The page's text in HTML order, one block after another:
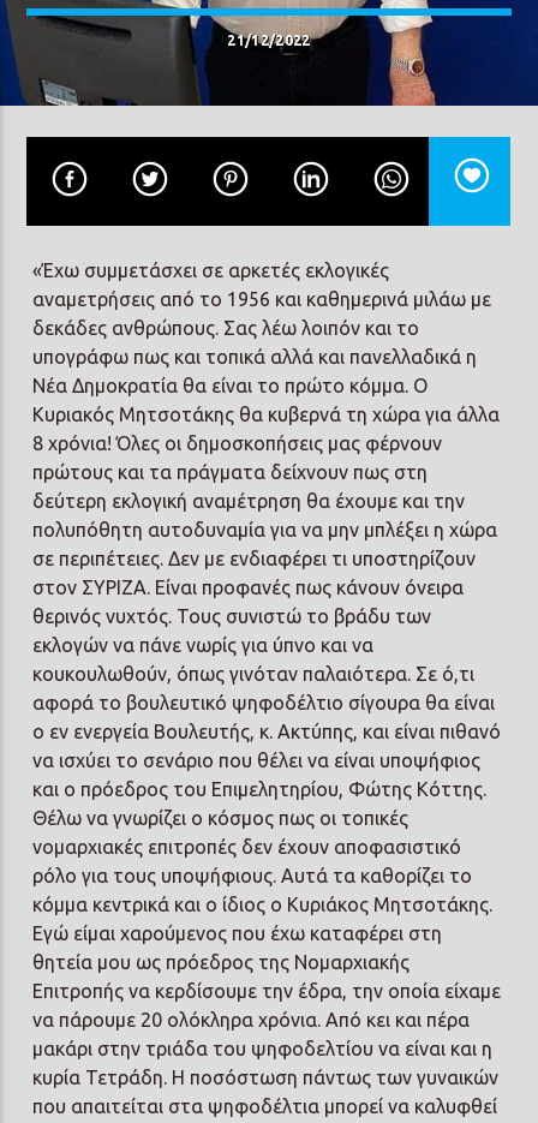
Prisma Radio 90,2
21/12/2022
«Έχω συμμετάσχει σε αρκετές εκλογικές
αναμετρήσεις από το 1956 και καθημερινά μιλάω με
δεκάδες ανθρώπους. Σας λέω λοιπόν και το
υπογράφω πως και τοπικά αλλά και πανελλαδικά η
Νέα Δημοκρατία θα είναι το πρώτο κόμμα. Ο
Κυριακός Μητσοτάκης θα κυβερνά τη χώρα για άλλα
8 χρόνια! Όλες οι δημοσκοπήσεις μας φέρνουν
πρώτους και τα πράγματα δείχνουν πως στη
δεύτερη εκλογική αναμέτρηση θα έχουμε και την
πολυπόθητη αυτοδυναμία για να μην μπλέξει η χώρα
σε περιπέτειες. Δεν με ενδιαφέρει τι υποστηρίζουν
στον ΣΥΡΙΖΑ. Είναι προφανές πως κάνουν όνειρα
θερινός νυχτός. Τους συνιστώ το βράδυ των
εκλογών να πάνε νωρίς για ύπνο και να
κουκουλωθούν, όπως γινόταν παλαιότερα. Σε ό,τι
αφορά το βουλευτικό ψηφοδέλτιο σίγουρα θα είναι
ο εν ενεργεία Βουλευτής, κ. Ακτύπης, και είναι πιθανό
να ισχύει το σενάριο που θέλει να είναι υποψήφιος
και ο πρόεδρος του Επιμελητηρίου, Φώτης Κόττης.
Θέλω να γνωρίζει ο κόσμος πως οι τοπικές
νομαρχιακές επιτροπές δεν έχουν αποφασιστικό
ρόλο για τους υποψήφιους. Αυτά τα καθορίζει το
κόμμα κεντρικά και ο ίδιος ο Κυριάκος Μητσοτάκης.
Εγώ είμαι χαρούμενος που έχω καταφέρει στη
θητεία μου ως πρόεδρος της Νομαρχιακής
Επιτροπής να κερδίσουμε την έδρα, την οποία είχαμε
να πάρουμε 20 ολόκληρα χρόνια. Από κει και πέρα
μακάρι στην τριάδα του ψηφοδελτίου να είναι και η
κυρία Τετράδη. Η ποσόστωση πάντως των γυναικών
που απαιτείται στα ψηφοδέλτια μπορεί να καλυφθεί